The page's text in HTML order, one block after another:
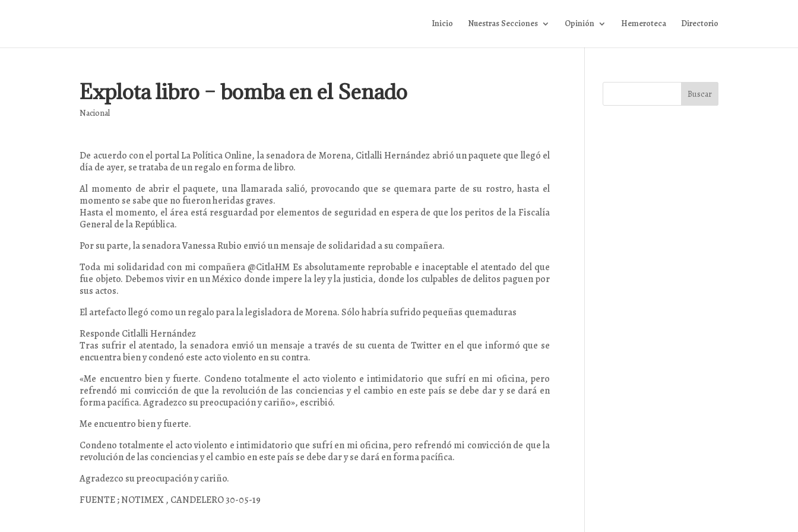
Inicio Nuestras Secciones Opinión Hemeroteca Directorio
Explota libro – bomba en el Senado
Nacional
De acuerdo con el portal La Política Online, la senadora de Morena, Citlalli Hernández abrió un paquete que llegó el
día de ayer, se trataba de un regalo en forma de libro.
Al momento de abrir el paquete, una llamarada salió, provocando que se quemara parte de su rostro, hasta el
momento se sabe que no fueron heridas graves.
Hasta el momento, el área está resguardad por elementos de seguridad en espera de que los peritos de la Fiscalía
General de la República.
Por su parte, la senadora Vanessa Rubio envió un mensaje de solidaridad a su compañera.
Toda mi solidaridad con mi compañera @CitlaHM Es absolutamente reprobable e inaceptable el atentado del que
fue objeto. Debemos vivir en un México donde impere la ley y la justicia, donde los culpables de delitos paguen por
sus actos.
El artefacto llegó como un regalo para la legisladora de Morena. Sólo habría sufrido pequeñas quemaduras
Responde Citlalli Hernández
Tras sufrir el atentado, la senadora envió un mensaje a través de su cuenta de Twitter en el que informó que se
encuentra bien y condenó este acto violento en su contra.
«Me encuentro bien y fuerte. Condeno totalmente el acto violento e intimidatorio que sufrí en mi oficina, pero
refrendó mi convicción de que la revolución de las conciencias y el cambio en este país se debe dar y se dará en
forma pacífica. Agradezco su preocupación y cariño», escribió.
Me encuentro bien y fuerte.
Condeno totalmente el acto violento e intimidatorio que sufrí en mi oficina, pero refrendó mi convicción de que la
revolución de las conciencias y el cambio en este país se debe dar y se dará en forma pacífica.
Agradezco su preocupación y cariño.
FUENTE ; NOTIMEX , CANDELERO 30-05-19